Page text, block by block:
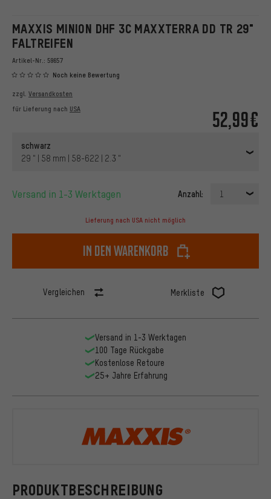
MAXXIS MINION DHF 3C MAXXTERRA DD TR 29"
FALTREIFEN
Artikel-Nr.: 59657
Noch keine Bewertung
52,99€
zzgl. Versandkosten
für Lieferung nach USA
schwarz
29 " | 58 mm | 58-622 | 2.3 "
Versand in 1-3 Werktagen Anzahl: 1
Lieferung nach USA nicht möglich
In den Warenkorb
Vergleichen Merkliste
PRODUKTBESCHREIBUNG
Versand in 1-3 Werktagen
100 Tage Rückgabe
Kostenlose Retoure
25+ Jahre Erfahrung